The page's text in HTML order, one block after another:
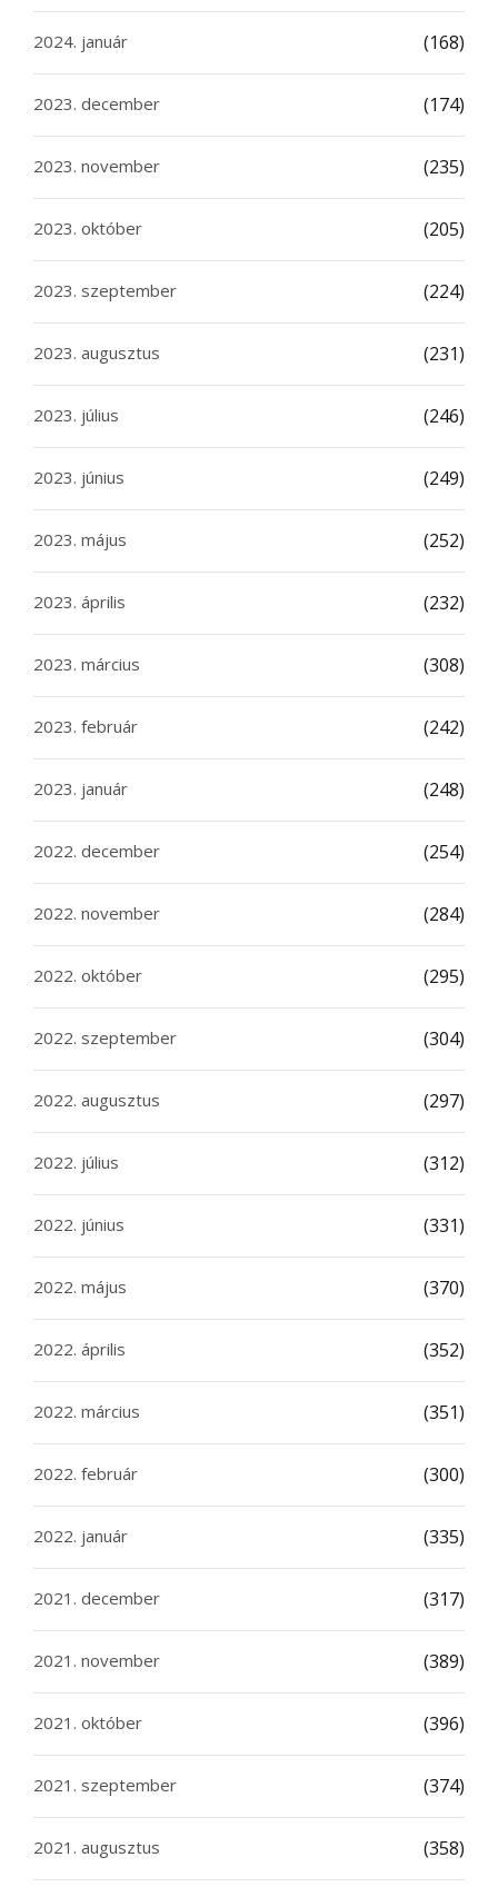
2024. január (168)
2023. december (174)
2023. november (235)
2023. október (205)
2023. szeptember (224)
2023. augusztus (231)
2023. július (246)
2023. június (249)
2023. május (252)
2023. április (232)
2023. március (308)
2023. február (242)
2023. január (248)
2022. december (254)
2022. november (284)
2022. október (295)
2022. szeptember (304)
2022. augusztus (297)
2022. július (312)
2022. június (331)
2022. május (370)
2022. április (352)
2022. március (351)
2022. február (300)
2022. január (335)
2021. december (317)
2021. november (389)
2021. október (396)
2021. szeptember (374)
2021. augusztus (358)